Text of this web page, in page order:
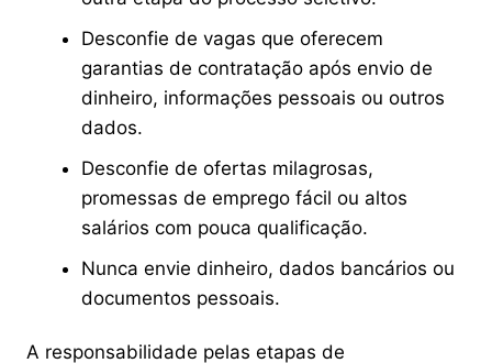
Desconfie de vagas que oferecem
garantias de contratação após envio de
dinheiro, informações pessoais ou outros
dados.
Desconfie de ofertas milagrosas,
promessas de emprego fácil ou altos
salários com pouca qualificação.
Nunca envie dinheiro, dados bancários ou
documentos pessoais.
A responsabilidade pelas etapas de